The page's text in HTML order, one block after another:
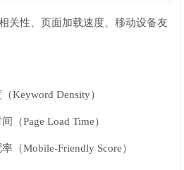
关性、页面加载速度、移动设备友
Keyword Density）
（Page Load Time）
（Mobile-Friendly Score）